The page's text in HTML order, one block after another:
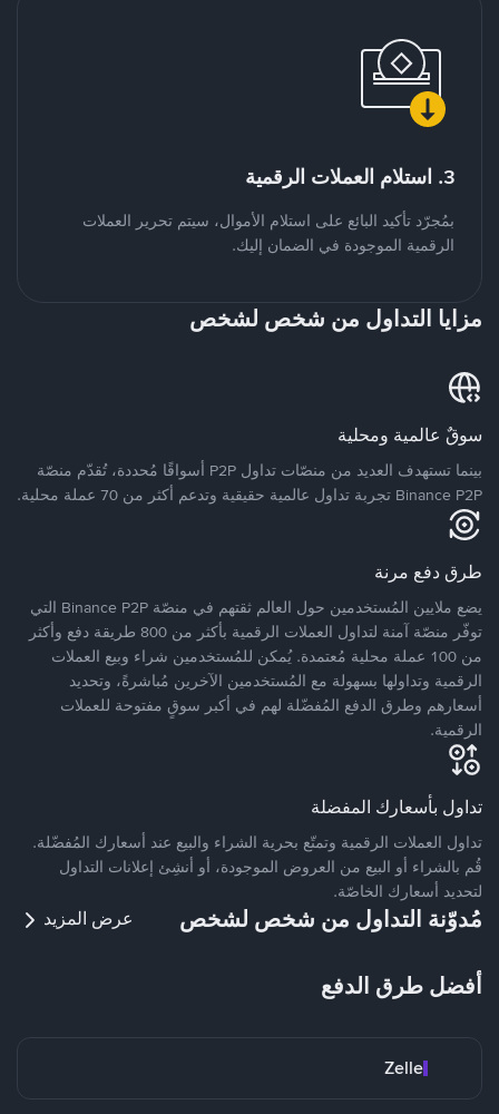
3. استلام العملات الرقمية
بمُجرّد تأكيد البائع على استلام الأموال، سيتم تحرير العملات
الرقمية الموجودة في الضمان إليك.
مزايا التداول من شخص لشخص
سوقٌ عالمية ومحلية
بينما تستهدف العديد من منصّات تداول P2P أسواقًا مُحددة، تُقدّم منصّة
Binance P2P تجربة تداول عالمية حقيقية وتدعم أكثر من 70 عملة محلية.
طرق دفع مرنة
يضع ملايين المُستخدمين حول العالم ثقتهم في منصّة Binance P2P التي
توفّر منصّة آمنة لتداول العملات الرقمية بأكثر من 800 طريقة دفع وأكثر
من 100 عملة محلية مُعتمدة. يُمكن للمُستخدمين شراء وبيع العملات
الرقمية وتداولها بسهولة مع المُستخدمين الآخرين مُباشرةً، وتحديد
أسعارهم وطرق الدفع المُفضّلة لهم في أكبر سوقٍ مفتوحة للعملات
الرقمية.
تداول بأسعارك المفضلة
تداول العملات الرقمية وتمتّع بحرية الشراء والبيع عند أسعارك المُفضّلة.
قُم بالشراء أو البيع من العروض الموجودة، أو أنشِئ إعلانات التداول
لتحديد أسعارك الخاصّة.
مُدوّنة التداول من شخص لشخص عرض المزيد
أفضل طرق الدفع
Zelle